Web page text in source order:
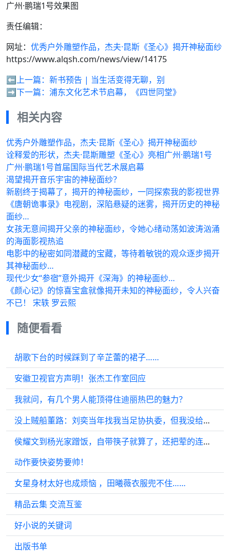
广州·鹏瑞1号效果图
责任编辑：
网址： 优秀户外雕塑作品，杰夫·昆斯《圣心》揭开神秘面纱
https://www.alqsh.com/news/view/14175
⬅️上一篇： 新书预告 | 当生活变得无聊，别
➡️下一篇： 浦东文化艺术节启幕，《四世同堂》
相关内容
优秀户外雕塑作品，杰夫·昆斯《圣心》揭开神秘面纱
诠释爱的形状，杰夫·昆斯雕塑《圣心》亮相广州·鹏瑞1号
广州·鹏瑞1号首届国际当代艺术展启幕
渴望揭开音乐宇宙的神秘面纱？
新剧终于揭幕了，揭开的神秘面纱，一同探索我的影视世界
《唐朝诡事录》电视剧，深陷悬疑的迷雾，揭开历史的神秘
面纱…
女孩无意间揭开父亲的神秘面纱，令她心绪动荡如波涛汹涌
的海面影视热追
电影中的秘密如同潜藏的宝藏，等待着敏锐的观众逐步揭开
其神秘面纱…
现代少女“参宿”意外揭开《深海》的神秘面纱…
《颜心记》的惊喜宝盒就像揭开未知的神秘面纱，令人兴奋
不已！ 宋轶 罗云熙
随便看看
胡歌下台的时候踩到了辛芷蕾的裙子……
安徽卫视官方声明！张杰工作室回应
我就问，有几个男人能顶得住迪丽热巴的魅力？
没上贼船董路：刘奕当年找我当足协执委，但我没给他递“米”
侯耀文到杨光家蹭饭，自带筷子就算了，还把荤的连吃带拿
动作要快姿势要帅！
女星身材太好也成烦恼 ，田曦薇衣服兜不住……
精品云集 交流互鉴
好小说的关键词
出版书单